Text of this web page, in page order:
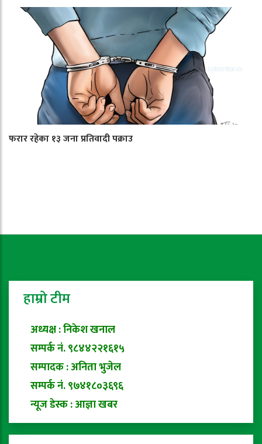
फरार रहेका १३ जना प्रतिवादी पक्राउ
हाम्रो टीम
अध्यक्ष : निकेश खनाल
सम्पर्क नं. ९८४४२२१६१५
सम्पादक : अनिता भुजेल
सम्पर्क नं. ९७४१८०३६९६
न्यूज डेस्क : आज्ञा खबर